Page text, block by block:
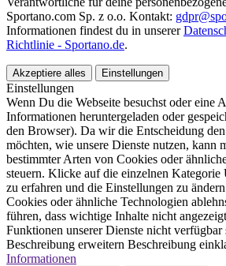
Sportano.com Sp. z o.o. Kontakt:
Informationen findest du in unserer
Richtlinie - Sportano.de.
Akzeptiere alles Einstellungen
Einstellungen
Wenn Du die Webseite besuchst oder eine
Informationen heruntergeladen oder
den Browser). Da wir die Entscheidung
möchten, wie unsere Dienste nutzen, kann
bestimmter Arten von Cookies oder
steuern. Klicke auf die einzelnen Kategorie
zu erfahren und die Einstellungen zu
Cookies oder ähnliche Technologien
führen, dass wichtige Inhalte nicht
Funktionen unserer Dienste nicht verfügbar
Beschreibung erweitern Beschreibung
Informationen